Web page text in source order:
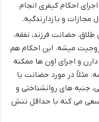
احکام کیفری انجام
مجازات و بازدارندگیه.
حضانت فرزند، نفقه،
زوجیت میشه. این احکام هم
و اجرای اون ها ممکنه
مثلاً در مورد حضانت یا
جنبه های روانشناختی و
می کنه با حداقل تنش